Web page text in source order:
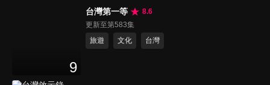
9
台灣第一等
8.6
更新至第583集
旅遊
文化 台灣